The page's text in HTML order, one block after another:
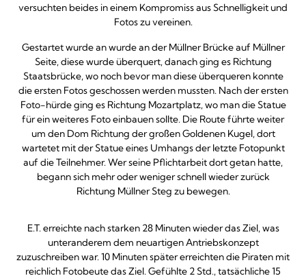
versuchten beides in einem Kompromiss aus Schnelligkeit und
Fotos zu vereinen.
Gestartet wurde an wurde an der Müllner Brücke auf Müllner
Seite, diese wurde überquert, danach ging es Richtung
Staatsbrücke, wo noch bevor man diese überqueren konnte
die ersten Fotos geschossen werden mussten. Nach der ersten
Foto-hürde ging es Richtung Mozartplatz, wo man die Statue
für ein weiteres Foto einbauen sollte. Die Route führte weiter
um den Dom Richtung der großen Goldenen Kugel, dort
wartetet mit der Statue eines Umhangs der letzte Fotopunkt
auf die Teilnehmer. Wer seine Pflichtarbeit dort getan hatte,
begann sich mehr oder weniger schnell wieder zurück
Richtung Müllner Steg zu bewegen.
E.T. erreichte nach starken 28 Minuten wieder das Ziel, was
unteranderem dem neuartigen Antriebskonzept
zuzuschreiben war. 10 Minuten später erreichten die Piraten mit
reichlich Fotobeute das Ziel. Gefühlte 2 Std., tatsächliche 15